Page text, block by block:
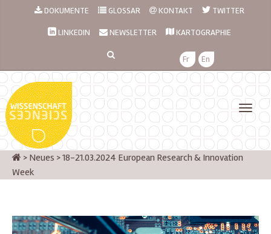
DOKUMENTE GLOSSAR KONTAKT TWITTER
LINKEDIN NEWSLETTER KARTOGRAPHIE
Fr En
> Neues >18-21.03.2024 European Research & Innovation
Week